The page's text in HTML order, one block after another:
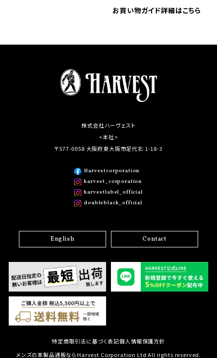
お買い物ガイド詳細はこちら
株式会社ハーヴェスト
<本社>
〒577-0058 大阪府東大阪市足代北 1-18-3
Harvestcorporation
harvest_corporation
harvestlabel_official
doubleblack_official
English Contact
特定商取引法に基づく表記個人情報保護方針
メンズの革製品通販ならHarvest Corporation Ltd All rights reserved.